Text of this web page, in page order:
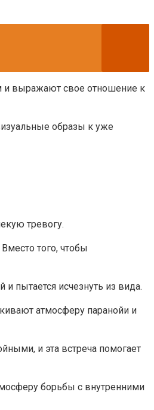
и выражают свое отношение к
образы к уже
тревогу.
того, чтобы
пытается исчезнуть из вида.
атмосферу паранойи и
и эта встреча помогает
борьбы с внутренними